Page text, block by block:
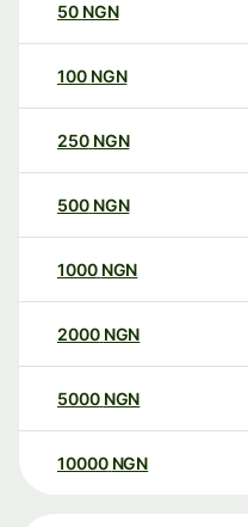
50 NGN
100 NGN
250 NGN
500 NGN
1000 NGN
2000 NGN
5000 NGN
10000 NGN